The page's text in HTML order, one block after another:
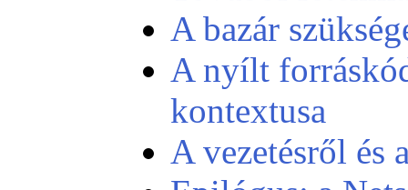
A bazár
A nyílt
kontextusa
A vezetésről és